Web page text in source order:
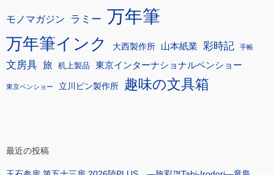
モノマガジン ラミー 万年筆
万年筆インク 大西製作所 山本紙業 彩時記 手帳
文房具 旅 机上製品 東京インターナショナルペンショー
東京ペンショー 立川ピン製作所 趣味の文具箱
最近の投稿